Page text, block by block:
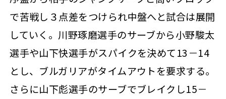
で苦戦し３点差をつけられ中盤へと試合は展開
していく。川野琢磨選手のサーブから小野駿太
選手や山下快選手がスパイクを決めて13－14
とし、ブルガリアがタイムアウトを要求する。
さらに山下彪選手のサーブでブレイクし15－